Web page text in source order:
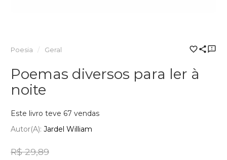
Poesia Geral
Poemas diversos para ler à
noite
Este livro teve 67 vendas
Autor(a): Jardel William
R$ 29,89